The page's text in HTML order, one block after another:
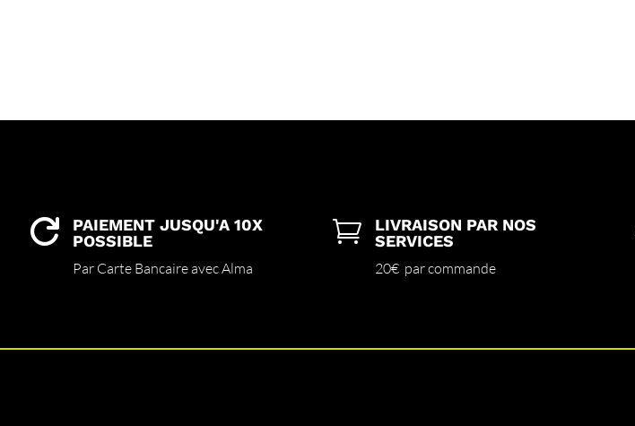

PAIEMENT JUSQU'A 10X
POSSIBLE
Par Carte Bancaire avec Alma

LIVRAISON PAR NOS
SERVICES
20€ par commande